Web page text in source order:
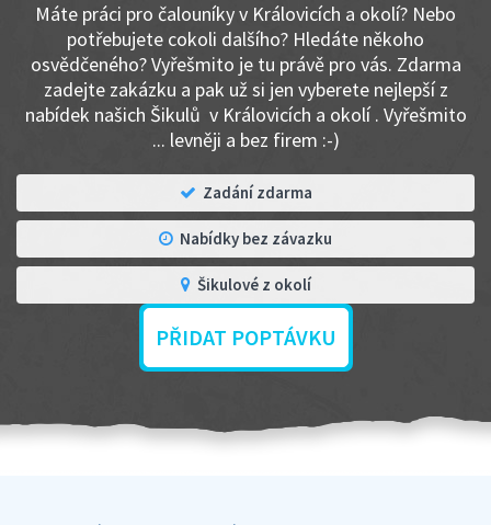
Máte práci pro čalouníky v Královicích a okolí? Nebo
potřebujete cokoli dalšího? Hledáte někoho
osvědčeného? Vyřešmito je tu právě pro vás. Zdarma
zadejte zakázku a pak už si jen vyberete nejlepší z
nabídek našich Šikulů v Královicích a okolí . Vyřešmito
... levněji a bez firem :-)
Zadání zdarma
Nabídky bez závazku
Šikulové z okolí
PŘIDAT POPTÁVKU